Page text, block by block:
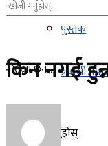
पुस्तक
प्रवासी
नतिजा छैन
सबै नतिजा हेर्नुहोस्
किन नगई